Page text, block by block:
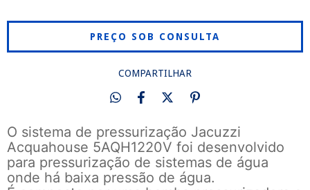
COMPARTILHAR
O sistema de pressurização Jacuzzi
Acquahouse 5AQH1220V foi desenvolvido
para pressurização de sistemas de água
onde há baixa pressão de água.